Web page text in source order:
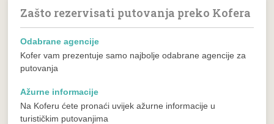
Zašto rezervisati putovanja preko Kofera
Odabrane agencije
Kofer vam prezentuje samo najbolje odabrane agencije za
putovanja
Ažurne informacije
Na Koferu ćete pronaći uvijek ažurne informacije u
turističkim putovanjima